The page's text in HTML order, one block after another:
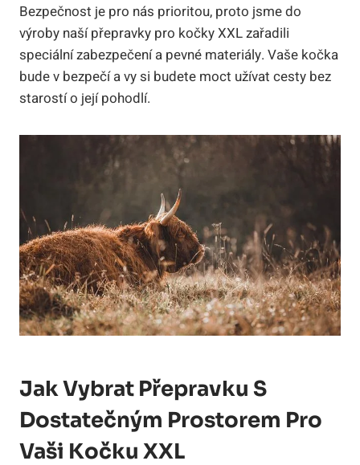
Bezpečnost je pro nás prioritou, proto jsme do
výroby naší přepravky pro kočky XXL zařadili
speciální zabezpečení a pevné materiály. Vaše kočka
bude v bezpečí a vy si budete moct užívat cesty bez
starostí o její pohodlí.
Jak Vybrat Přepravku S
Dostatečným Prostorem Pro
Vaši Kočku XXL